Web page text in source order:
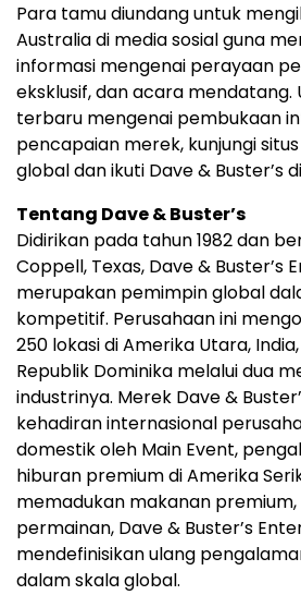
Para tamu diundang untuk
Australia di media sosial guna
informasi mengenai perayaan
eksklusif, dan acara mendatang.
terbaru mengenai pembukaan
pencapaian merek, kunjungi
global dan ikuti Dave & Buster’s
Tentang Dave & Buster’s
Didirikan pada tahun 1982 dan
Coppell, Texas, Dave & Buster’s
merupakan pemimpin global
kompetitif. Perusahaan ini
250 lokasi di Amerika Utara,
Republik Dominika melalui dua
industrinya. Merek Dave &
kehadiran internasional
domestik oleh Main Event,
hiburan premium di Amerika
memadukan makanan
permainan, Dave & Buster’s
mendefinisikan ulang
dalam skala global.